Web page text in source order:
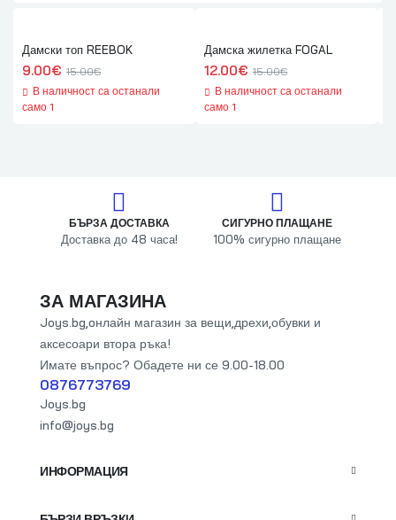
Дамски топ REEBOK
15.00€
9.00€
В наличност са останали
само 1
Дамска жилетка FOGAL
15.00€
12.00€
В наличност са останали
само 1
БЪРЗА ДОСТАВКА
Доставка до 48 часа!
СИГУРНО ПЛАЩАНЕ
100% сигурно плащане
ЗА МАГАЗИНА
Joys.bg,oнлайн магазин за вещи,дрехи,обувки и
аксесоари втора ръка!
Имате въпрос? Обадете ни се 9.00-18.00
0876773769
Joys.bg
info@joys.bg
ИНФОРМАЦИЯ